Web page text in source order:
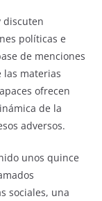
discuten
políticas e
de menciones
las materias
ofrecen
de la
adversos.
unos quince
sociales, una